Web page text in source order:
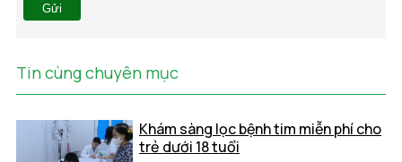
Gửi
Tin cùng chuyên mục
Khám sàng lọc bệnh tim miễn phí cho
trẻ dưới 18 tuổi